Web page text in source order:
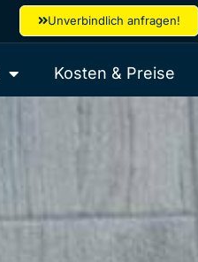
Unverbindlich anfragen!
Kosten & Preise